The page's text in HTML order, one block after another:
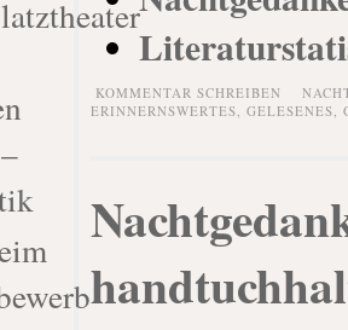
KOMMENTAR SCHREIBEN
ERINNERNSWERTES, GELESENES,